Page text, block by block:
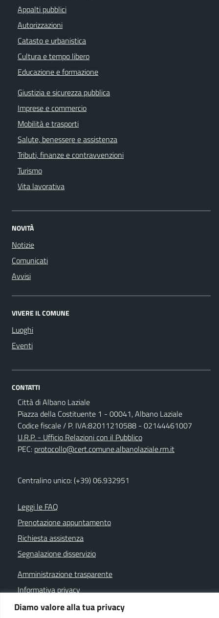
Diamo valore alla tua privacy
Appalti pubblici
Autorizzazioni
Catasto e urbanistica
Cultura e tempo libero
Educazione e formazione
Giustizia e sicurezza pubblica
Imprese e commercio
Mobilità e trasporti
Salute, benessere e assistenza
Tributi, finanze e contravvenzioni
Turismo
Vita lavorativa
NOVITÀ
Notizie
Comunicati
Avvisi
VIVERE IL COMUNE
Luoghi
Eventi
CONTATTI
Città di Albano Laziale
Piazza della Costituente 1 - 00041, Albano Laziale
Codice fiscale / P. IVA:82011210588 - 02144461007
U.R.P. - Ufficio Relazioni con il Pubblico
PEC: protocollo@cert.comune.albanolaziale.rm.it
Centralino unico: (+39) 06.932951
Leggi le FAQ
Prenotazione appuntamento
Richiesta assistenza
Segnalazione disservizio
Amministrazione trasparente
Informativa privacy
Note legali